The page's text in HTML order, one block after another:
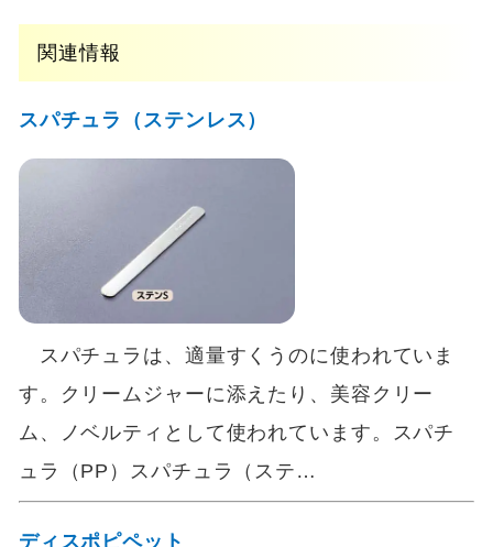
関連情報
スパチュラ（ステンレス）
スパチュラは、適量すくうのに使われていま
す。クリームジャーに添えたり、美容クリー
ム、ノベルティとして使われています。スパチ
ュラ（PP）スパチュラ（ステ…
ディスポピペット